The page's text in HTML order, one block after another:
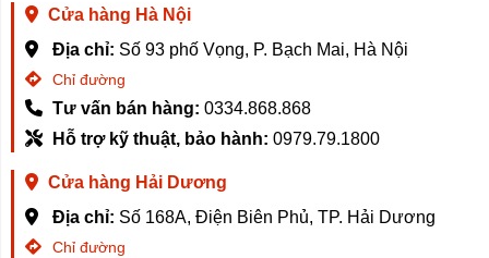
Cửa hàng Hà Nội
Địa chỉ: Số 93 phố Vọng, P. Bạch Mai, Hà Nội
Chỉ đường
Tư vấn bán hàng: 0334.868.868
Hỗ trợ kỹ thuật, bảo hành: 0979.79.1800
Cửa hàng Hải Dương
Địa chỉ: Số 168A, Điện Biên Phủ, TP. Hải Dương
Chỉ đường